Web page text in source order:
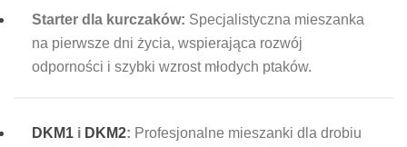
Starter dla kurczaków: Specjalistyczna mieszanka
na pierwsze dni życia, wspierająca rozwój
odporności i szybki wzrost młodych ptaków.
DKM1 i DKM2: Profesjonalne mieszanki dla drobiu